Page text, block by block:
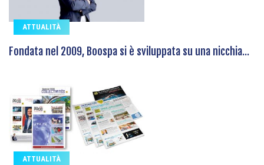
ATTUALITÀ
Fondata nel 2009, Boospa si è sviluppata su una nicchia...
ATTUALITÀ